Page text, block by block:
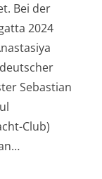
Bei der
2024
Sebastian
Club)